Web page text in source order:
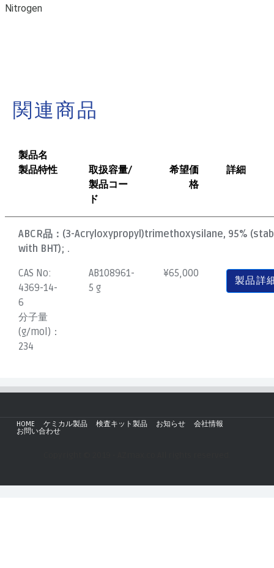
Nitrogen
関連商品
製品名
製品特性
取扱容量/
製品コー
ド
希望価
格
詳細
ABCR品： (3-Acryloxypropyl)trimethoxysilane, 95%
with BHT); .
CAS No:
4369-14-
6
分子量
(g/mol)：
234
AB108961-
5 g
¥65,000
製品詳
HOME ケミカル製品 検査キット製品 お知らせ
会社情報
お問い合わせ